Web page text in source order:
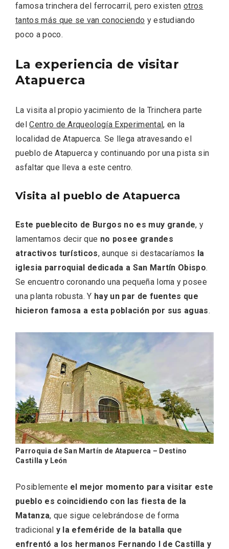
famosa trinchera del ferrocarril, pero existenotros
tantos más que se van conociendo y estudiando
poco a poco.
La experiencia de visitar
Atapuerca
La visita al propio yacimiento de la Trinchera parte
delCentro de Arqueología Experimental, en la
localidad de Atapuerca. Se llega atravesando el
pueblo de Atapuerca y continuando por una pista sin
asfaltar que lleva a este centro.
Visita al pueblo de Atapuerca
Este pueblecito de Burgos no es muy grande, y
lamentamos decir que no posee grandes
atractivos turísticos, aunque si destacaríamos la
iglesia parroquial dedicada a San Martín Obispo.
Se encuentro coronando una pequeña loma y posee
una planta robusta. Y hay un par de fuentes que
hicieron famosa a esta población por sus aguas.
Parroquia de San Martín de Atapuerca – Destino
Castilla y León
Posiblemente el mejor momento para visitar este
pueblo es coincidiendo con las fiesta de la
Matanza, que sigue celebrándose de forma
tradicional y la efeméride de la batalla que
enfrentó a los hermanos Fernando I de Castilla y
El Cronicón de Oña sale a la calle
Conciertos gratuitos del coro Wetherby
Preparatory School en Ávila y Salamanca